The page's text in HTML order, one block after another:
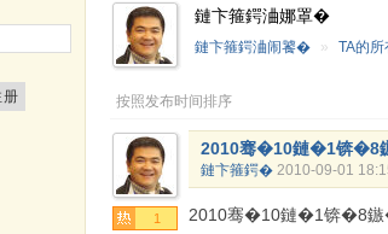
鏈卞箍鍔浀娜罩�
鏈卞箍鍔浀闹饕� » TA的
按照发布时间排序
1
2010骞�10鏈�1锛�8
鏈卞箍鍔� 2010-09-01
2010骞�10鏈�1锛�8鏃�